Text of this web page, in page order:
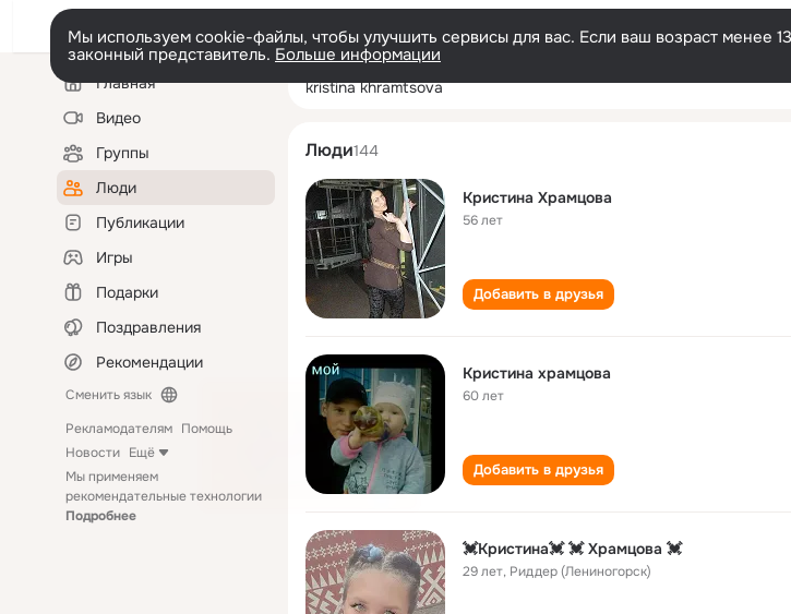
Мы используем cookie-файлы, чтобы улучшить сервисы для вас. Если ваш возраст менее
законный представитель. Больше информации
Левая
колонкаГлавная
Видео
Группы
Люди
Публикации
Игры
Подарки
Поздравления
Рекомендации
Сменить язык
Рекламодателям Помощь
Новости Ещё
Мы применяем
рекомендательные технологии
Подробнее
kristina khramtsova
Люди144
Кристина Храмцова
56 лет
Добавить в друзья
Кристина храмцова
60 лет
Добавить в друзья
💓Кристина💓 💓 Храмцова 💓
29 лет, Риддер (Лениногорск)